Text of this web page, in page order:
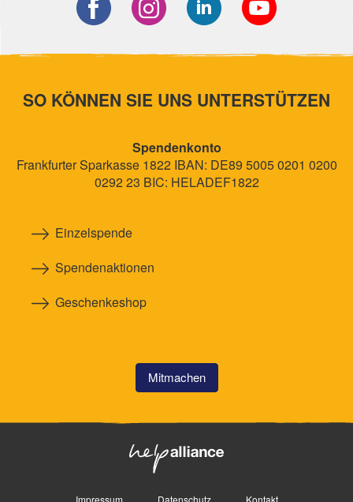
SO KÖNNEN SIE UNS UNTERSTÜTZEN
Spendenkonto
Frankfurter Sparkasse 1822 IBAN: DE89 5005 0201 0200
0292 23 BIC: HELADEF1822
Einzelspende
Spendenaktionen
Geschenkeshop
Mitmachen
Impressum Datenschutz Kontakt